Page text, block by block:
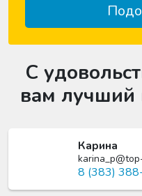
С
вам лучший
Карина
8 (383)